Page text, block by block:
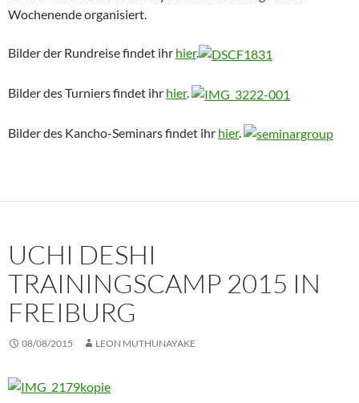
Wochenende organisiert.
Bilder der Rundreise findet ihr hier.
Bilder des Turniers findet ihr hier.
Bilder des Kancho-Seminars findet ihr hier.
UCHI DESHI
TRAININGSCAMP 2015 IN
FREIBURG
08/08/2015 LEON MUTHUNAYAKE